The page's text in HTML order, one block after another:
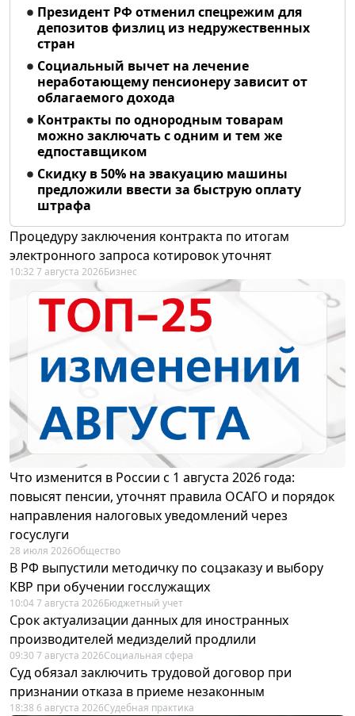
Президент РФ отменил спецрежим для
депозитов физлиц из недружественных
стран
Социальный вычет на лечение
неработающему пенсионеру зависит от
облагаемого дохода
Контракты по однородным товарам
можно заключать с одним и тем же
едпоставщиком
Скидку в 50% на эвакуацию машины
предложили ввести за быструю оплату
штрафа
Процедуру заключения контракта по итогам
электронного запроса котировок уточнят
10:32 7 августа 2026Бизнес
Что изменится в России с 1 августа 2026 года:
повысят пенсии, уточнят правила ОСАГО и порядок
направления налоговых уведомлений через
госуслуги
28 июля 2026Общество
В РФ выпустили методичку по соцзаказу и выбору
КВР при обучении госслужащих
10:04 7 августа 2026Бюджетный учет
Срок актуализации данных для иностранных
производителей медизделий продлили
09:30 7 августа 2026Социальная сфера
Суд обязал заключить трудовой договор при
признании отказа в приеме незаконным
18:38 6 августа 2026Судебная практика